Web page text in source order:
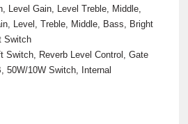
Level Gain, Level Treble, Middle,
Level, Treble, Middle, Bass, Bright
Switch
Switch, Reverb Level Control, Gate
50W/10W Switch, Internal